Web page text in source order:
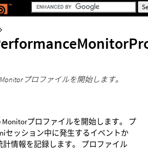
プロファイルを開始します。
Monitorプロファイルを開始します。 プ
セッション中に発生するイベントか
情報を記録します。 プロファイル